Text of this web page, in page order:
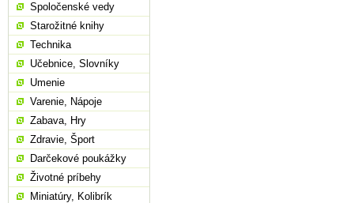
Spoločenské vedy
Starožitné knihy
Technika
Učebnice, Slovníky
Umenie
Varenie, Nápoje
Zabava, Hry
Zdravie, Šport
Darčekové poukážky
Životné príbehy
Miniatúry, Kolibrík